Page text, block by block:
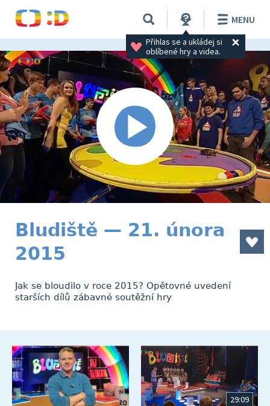
Přihlas se a ukládej si
oblíbené hry a videa.
MENU
Bludiště — 21. února
2015
Jak se bloudilo v roce 2015? Opětovné uvedení
starších dílů zábavné soutěžní hry
29:09